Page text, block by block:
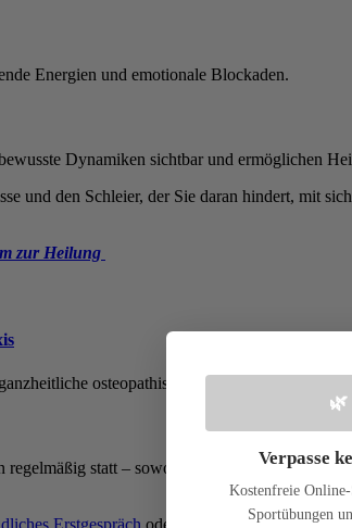
Energien und emotionale Blockaden.
Dynamiken sichtbar und ermöglichen
und den Schleier, der Sie daran hindert, mit
zur Heilung
osteopathische Behandlung mit
statt – sowohl online als auch in
Verpasse
Kostenfreie
Sportübungen